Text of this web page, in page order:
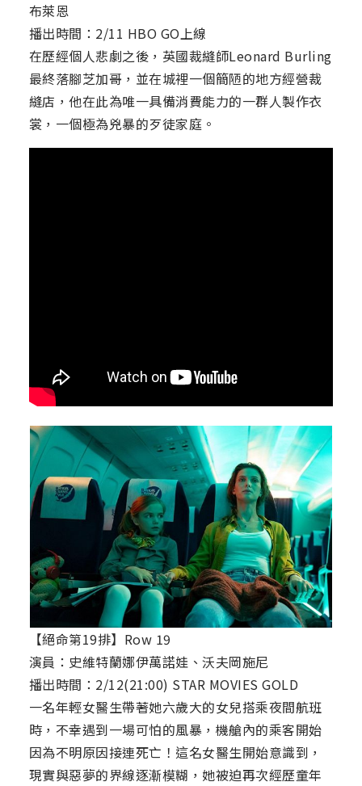
布萊恩
播出時間：2/11 HBO GO上線
在歷經個人悲劇之後，英國裁縫師Leonard Burling
最終落腳芝加哥，並在城裡一個簡陋的地方經營裁
縫店，他在此為唯一具備消費能力的一群人製作衣
裳，一個極為兇暴的歹徒家庭。
【絕命第19排】Row 19
演員：史維特蘭娜伊萬諾娃、沃夫岡施尼
播出時間：2/12(21:00) STAR MOVIES GOLD
一名年輕女醫生帶著她六歲大的女兒搭乘夜間航班
時，不幸遇到一場可怕的風暴，機艙內的乘客開始
因為不明原因接連死亡！這名女醫生開始意識到，
現實與惡夢的界線逐漸模糊，她被迫再次經歷童年